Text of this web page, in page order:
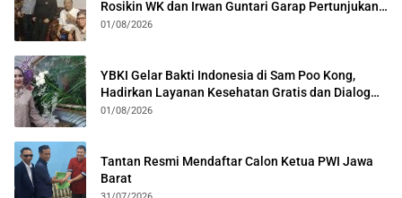
Rosikin WK dan Irwan Guntari Garap Pertunjukan
Kolosal
01/08/2026
YBKI Gelar Bakti Indonesia di Sam Poo Kong,
Hadirkan Layanan Kesehatan Gratis dan Dialog
Kebangsaan
01/08/2026
Tantan Resmi Mendaftar Calon Ketua PWI Jawa
Barat